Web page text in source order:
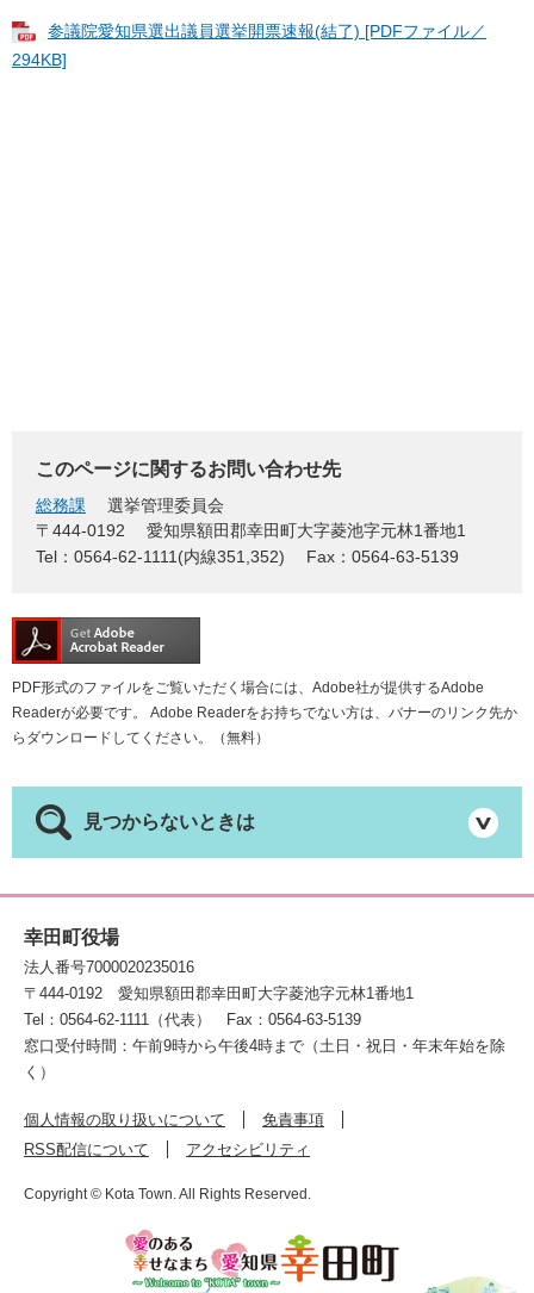
参議院愛知県選出議員選挙開票速報(結了) [PDFファイル／
294KB]
このページに関するお問い合わせ先
総務課
選挙管理委員会
〒444-0192
愛知県額田郡幸田町大字菱池字元林1番地1
Tel：0564-62-1111(内線351,352)
Fax：0564-63-5139
PDF形式のファイルをご覧いただく場合には、Adobe社が提供するAdobe
Readerが必要です。
Adobe Readerをお持ちでない方は、バナーのリンク先か
らダウンロードしてください。（無料）
見つからないときは
幸田町役場
法人番号7000020235016
〒444-0192
愛知県額田郡幸田町大字菱池字元林1番地1
Tel：0564-62-1111（代表）
Fax：0564-63-5139
窓口受付時間：午前9時から午後4時まで（土日・祝日・年末年始を除
く）
個人情報の取り扱いについて
免責事項
RSS配信について
アクセシビリティ
Copyright © Kota Town. All Rights Reserved.